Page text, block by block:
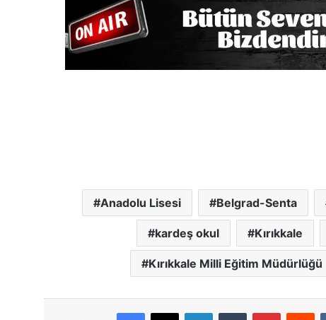
Anadolu Lisesi Belgrad-Senta
kardeş okul Kırıkkale
Kırıkkale Milli Eğitim Müdürlüğü